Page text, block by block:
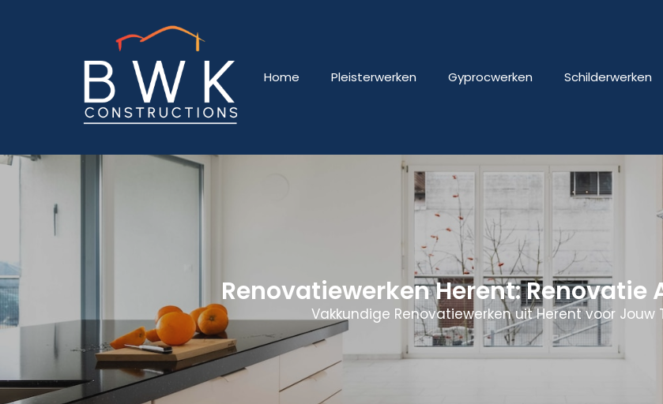
Home Pleisterwerken Gyprocwerken Schilderwerken
Renovatiewerken Herent: Renovatie
Vakkundige Renovatiewerken uit Herent voor